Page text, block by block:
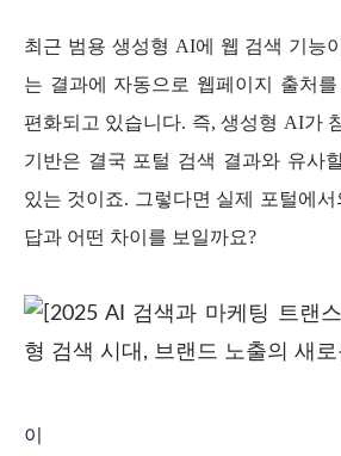
최근 범용 생성형 AI에 웹 검색 기능
는 결과에 자동으로 웹페이지 출처
편화되고 있습니다. 즉, 생성형 AI가
기반은 결국 포털 검색 결과와 유사
있는 것이죠. 그렇다면 실제 포털에
답과 어떤 차이를 보일까요?
이